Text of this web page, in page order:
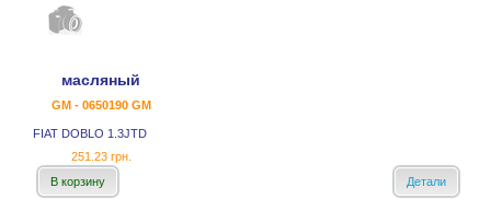
масляный
GM - 0650190 GM
FIAT DOBLO 1.3JTD
251.23 грн.
В корзину
Детали